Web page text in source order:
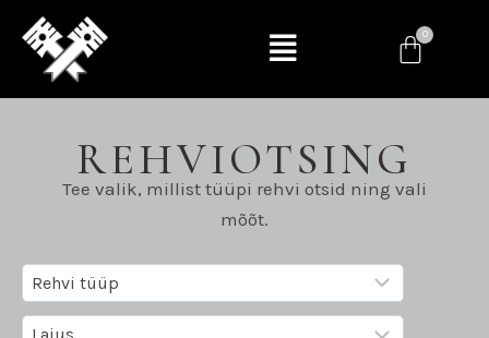
REHVIOTSING
Tee valik, millist tüüpi rehvi otsid ning vali
mõõt.